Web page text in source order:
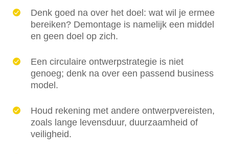
Denk goed na over het doel: wat wil je ermee
bereiken? Demontage is namelijk een middel
en geen doel op zich.
Een circulaire ontwerpstrategie is niet
genoeg; denk na over een passend business
model.
Houd rekening met andere ontwerpvereisten,
zoals lange levensduur, duurzaamheid of
veiligheid.